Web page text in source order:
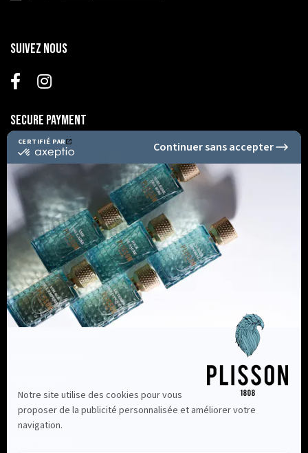
Informations
Nous contacter au +33 2 96 63 34 50
Devenir revendeur
Suivez nous
Secure Payment